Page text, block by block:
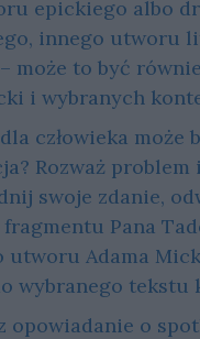
epic­kie­go albo
in­ne­go utwo­ru
może to być
i wy­bra­nych
człowieka może
Rozważ problem i
swoje zdanie,
Pana
utworu Adama
wybranego tekstu
opowiadanie o